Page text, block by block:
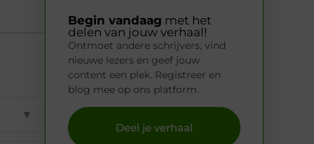
▼
Begin vandaag met het
delen van jouw verhaal!
Ontmoet andere schrijvers, vind
nieuwe lezers en geef jouw
content een plek. Registreer en
blog mee op ons platform.
Deel je verhaal